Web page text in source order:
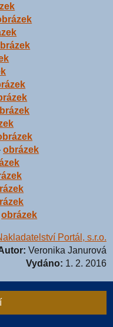
obrázek
obrázek
Portál, s.r.o.
Veronika Janurová
Vydáno: 1. 2. 2016